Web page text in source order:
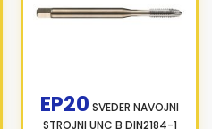
EP20 SVEDER NAVOJNI
STROJNI UNC B DIN2184-1